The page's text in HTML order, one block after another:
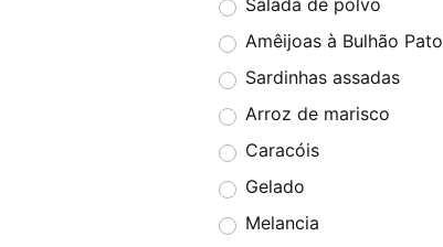
Salada de polvo
Amêijoas à Bulhão Pato
Sardinhas assadas
Arroz de marisco
Caracóis
Gelado
Melancia